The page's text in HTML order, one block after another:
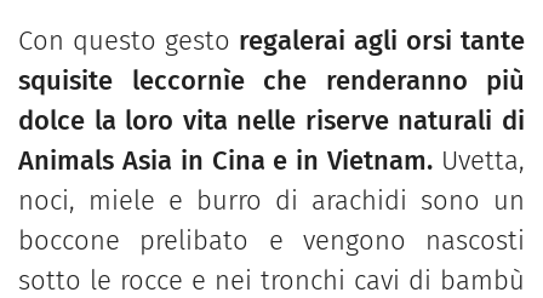
Con questo gesto regalerai agli orsi tante
squisite leccornìe che renderanno più
dolce la loro vita nelle riserve naturali di
Animals Asia in Cina e in Vietnam. Uvetta,
noci, miele e burro di arachidi sono un
boccone prelibato e vengono nascosti
sotto le rocce e nei tronchi cavi di bambù